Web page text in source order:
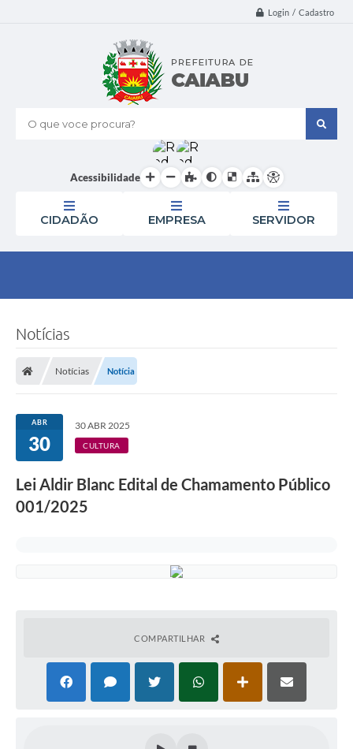
Login / Cadastro
O que voce procura?
Acessibilidade
CIDADÃO EMPRESA SERVIDOR
Notícias
Notícias Notícia
ABR
30
30 ABR 2025
CULTURA
Lei Aldir Blanc Edital de Chamamento Público
001/2025
COMPARTILHAR